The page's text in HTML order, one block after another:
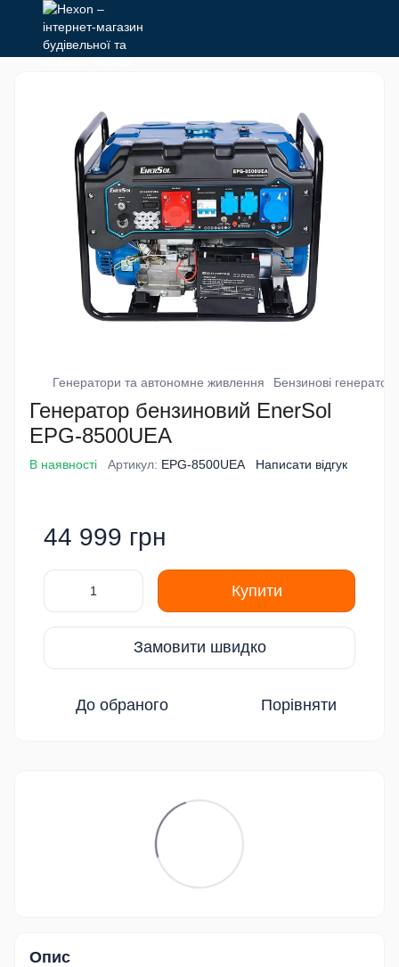
Генератори та автономне живлення Бензинові
Генератор бензиновий EnerSol
EPG-8500UEA
В наявності Артикул: EPG-8500UEA Написати відгук
44 999 грн
Купити
Замовити швидко
До обраного Порівняти
Опис